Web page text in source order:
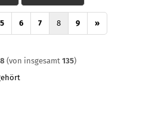
5 6 7 8 9 »
(von insgesamt 135)